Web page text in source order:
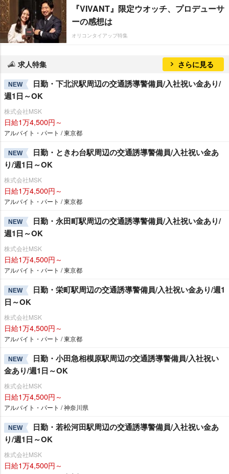
『VIVANT』限定ウオッチ、プロデューサ
ーの感想は
オリコンタイアップ特集
求人特集 さらに見る
NEW
日勤・下北沢駅周辺の交通誘導警備員/入社祝い金あり/
週1日～OK
株式会社MSK
日給1万4,500円～
アルバイト・パート / 東京都
NEW
日勤・ときわ台駅周辺の交通誘導警備員/入社祝い金あ
り/週1日～OK
株式会社MSK
日給1万4,500円～
アルバイト・パート / 東京都
NEW
日勤・永田町駅周辺の交通誘導警備員/入社祝い金あり/
週1日～OK
株式会社MSK
日給1万4,500円～
アルバイト・パート / 東京都
NEW
日勤・栄町駅周辺の交通誘導警備員/入社祝い金あり/週1
日～OK
株式会社MSK
日給1万4,500円～
アルバイト・パート / 東京都
NEW
日勤・小田急相模原駅周辺の交通誘導警備員/入社祝い
金あり/週1日～OK
株式会社MSK
日給1万4,500円～
アルバイト・パート / 神奈川県
NEW
日勤・若松河田駅周辺の交通誘導警備員/入社祝い金あ
り/週1日～OK
株式会社MSK
日給1万4,500円～